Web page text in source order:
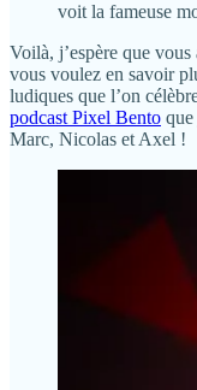
voit la fameuse
Voilà, j’espère que
vous voulez en savoir
ludiques que l’on
podcast Pixel Bento que
Marc, Nicolas et Axel !